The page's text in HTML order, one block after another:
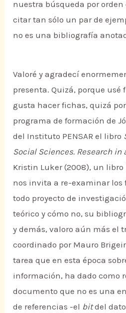
nuestra búsqueda por
citar tan sólo un par de
no es una bibliografía
Valoré y agradecí
presenta. Quizá, porque usé
gusta hacer fichas, quizá
programa de formación de
del Instituto PENSAR el libro
Social Sciences. Research
Kristin Luker (2008), un
nos invita a re-examinar los
todo proyecto de
teórico y cómo no, su
y demás, valoro aún más el
coordinado por Mauro
tarea que en esta época
información, ha dado como
documento que no es una
de referencias -el bitdel